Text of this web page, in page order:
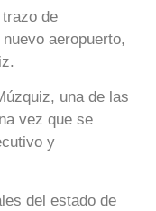
de
aeropuerto,
una de las
vez que se
y
del estado de